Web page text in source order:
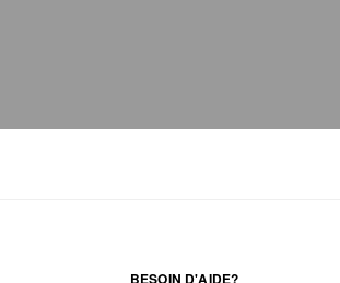
BESOIN D'AIDE?